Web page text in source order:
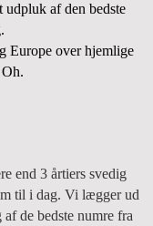
udpluk af den bedste
Europe over hjemlige
end 3 årtiers svedig
til i dag. Vi lægger ud
de bedste numre fra